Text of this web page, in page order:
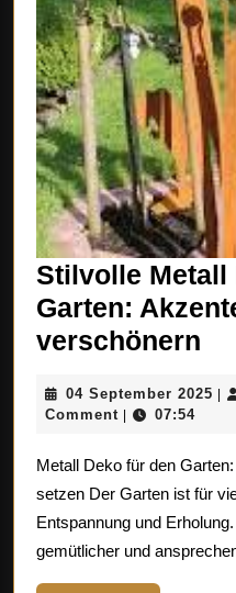
Stilvolle Metall
Garten:
verschönern
04 September 2025 04
|
Comment | 07:54
Metall Deko für den
setzen Der Garten ist für
Entspannung und
gemütlicher und